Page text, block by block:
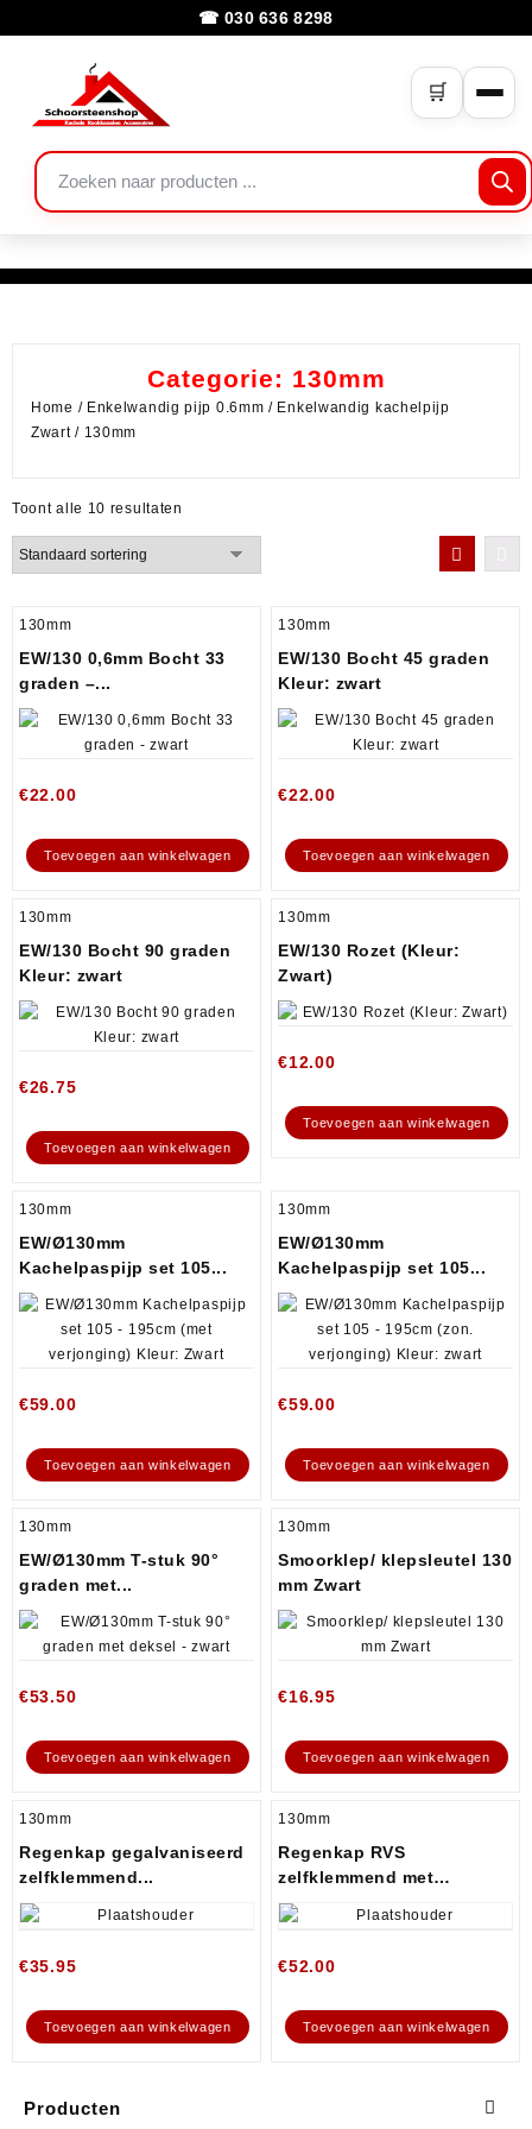
☎ 030 636 8298
🛒
Producten
Categorie: 130mm
Home / Enkelwandig pijp 0.6mm / Enkelwandig kachelpijp
Zwart/ 130mm
Toont alle 10 resultaten
130mm
EW/130 0,6mm Bocht 33
graden –...
€22.00
Toevoegen aan winkelwagen
130mm
EW/130 Bocht 45 graden
Kleur: zwart
€22.00
Toevoegen aan winkelwagen
130mm
EW/130 Bocht 90 graden
Kleur: zwart
€26.75
Toevoegen aan winkelwagen
130mm
EW/130 Rozet (Kleur:
Zwart)
€12.00
Toevoegen aan winkelwagen
130mm
EW/Ø130mm
Kachelpaspijp set 105...
€59.00
Toevoegen aan winkelwagen
130mm
EW/Ø130mm
Kachelpaspijp set 105...
€59.00
Toevoegen aan winkelwagen
130mm
EW/Ø130mm T-stuk 90°
graden met...
€53.50
Toevoegen aan winkelwagen
130mm
Smoorklep/ klepsleutel 130
mm Zwart
€16.95
Toevoegen aan winkelwagen
130mm
Regenkap gegalvaniseerd
zelfklemmend...
€35.95
Toevoegen aan winkelwagen
130mm
Regenkap RVS
zelfklemmend met
opklapbaar...
€52.00
Toevoegen aan winkelwagen